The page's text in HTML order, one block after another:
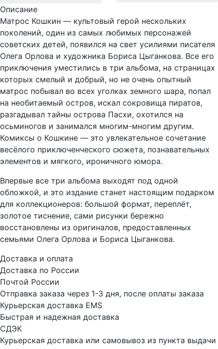
Описание
Матрос Кошкин — культовый герой нескольких
поколений, один из самых любимых персонажей
советских детей, появился на свет усилиями писателя
Олега Орлова и художника Бориса Цыганкова. Все его
приключения уместились в три альбома, на страницах
которых смелый и добрый, но не очень опытный
матрос побывал во всех уголках земного шара, попал
на необитаемый остров, искал сокровища пиратов,
разгадывал тайны острова Пасхи, охотился на
осьминогов и занимался многим-многим другим.
Комиксы о Кошкине — это увлекательное сочетание
весёлого приключенческого сюжета, познавательных
элементов и мягкого, ироничного юмора.
Впервые все три альбома выходят под одной
обложкой, и это издание станет настоящим подарком
для коллекционеров: большой формат, переплёт,
золотое тиснение, сами рисунки бережно
восстановлены из оригиналов, предоставленных
семьями Олега Орлова и Бориса Цыганкова.
Доставка и оплата
Доставка по России
Почтой России
Отправка заказа через 1-3 дня, после оплаты заказа
Курьерская доставка EMS
Быстрая и надежная доставка
СДЭК
Курьерская доставка или самовывоз из пункта выдачи